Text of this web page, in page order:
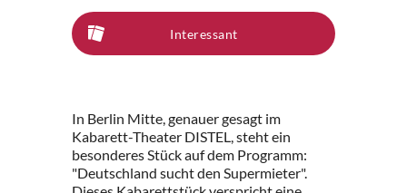
Interessant
In Berlin Mitte, genauer gesagt im
Kabarett-Theater DISTEL, steht ein
besonderes Stück auf dem Programm:
"Deutschland sucht den Supermieter".